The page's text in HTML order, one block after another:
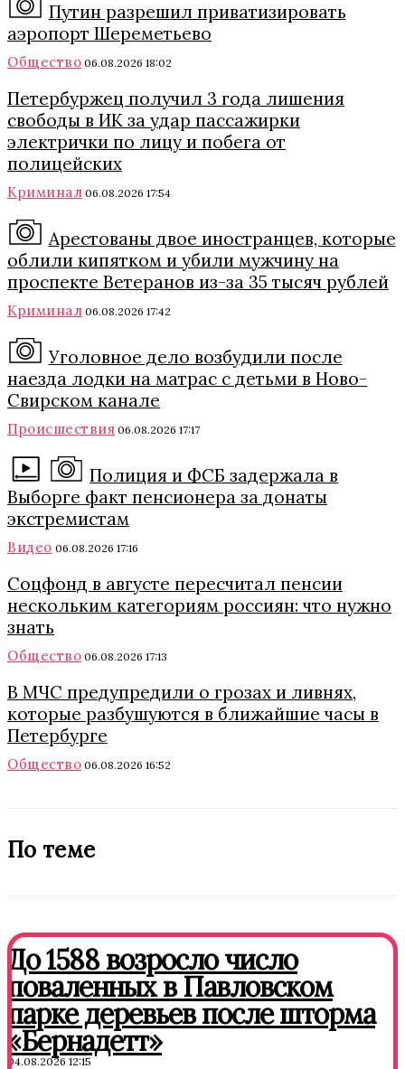
Путин разрешил приватизировать
аэропорт Шереметьево
Общество 06.08.2026 18:02
Петербуржец получил 3 года лишения
свободы в ИК за удар пассажирки
электрички по лицу и побега от
полицейских
Криминал 06.08.2026 17:54
Арестованы двое иностранцев, которые
облили кипятком и убили мужчину на
проспекте Ветеранов из-за 35 тысяч рублей
Криминал 06.08.2026 17:42
Уголовное дело возбудили после
наезда лодки на матрас с детьми в Ново-
Свирском канале
Происшествия 06.08.2026 17:17
Полиция и ФСБ задержала в
Выборге факт пенсионера за донаты
экстремистам
Видео 06.08.2026 17:16
Соцфонд в августе пересчитал пенсии
нескольким категориям россиян: что нужно
знать
Общество 06.08.2026 17:13
В МЧС предупредили о грозах и ливнях,
которые разбушуются в ближайшие часы в
Петербурге
Общество 06.08.2026 16:52
По теме
До 1588 возросло число
поваленных в Павловском
парке деревьев после шторма
«Бернадетт»
04.08.2026 12:15